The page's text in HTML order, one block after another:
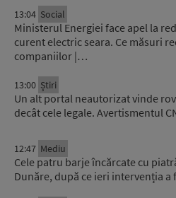
13:04 Social
Ministerul Energiei face apel la
curent electric seara. Ce măsuri
companiilor |…
13:00 Știri
Un alt portal neautorizat vinde
decât cele legale. Avertismentul
12:47 Mediu
Cele patru barje încărcate cu
Dunăre, după ce ieri intervenția